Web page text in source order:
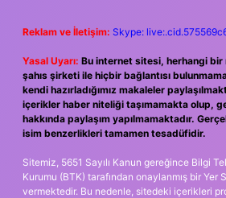
Reklam ve İletişim: Skype:
Yasal Uyarı: Bu internet sitesi, herhangi bir
şahıs şirketi ile hiçbir bağlantısı
kendi hazırladığımız makaleler
içerikler haber niteliği taşımamakta olup,
hakkında paylaşım yapılmamaktadır.
isim benzerlikleri tamamen tesadüfidir.
Sitemiz, 5651 Sayılı Kanun gereğince Bilgi
Kurumu (BTK) tarafından onaylanmış bir Yer
vermektedir. Bu nedenle, sitedeki içerikleri